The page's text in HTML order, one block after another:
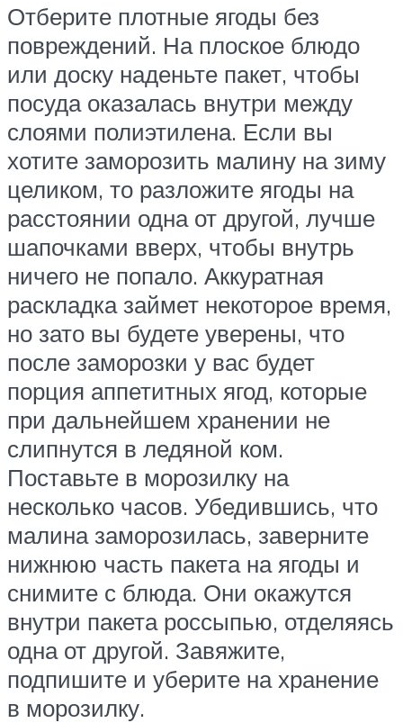
Отберите плотные ягоды без
повреждений. На плоское блюдо
или доску наденьте пакет, чтобы
посуда оказалась внутри между
слоями полиэтилена. Если вы
хотите заморозить малину на зиму
целиком, то разложите ягоды на
расстоянии одна от другой, лучше
шапочками вверх, чтобы внутрь
ничего не попало. Аккуратная
раскладка займет некоторое время,
но зато вы будете уверены, что
после заморозки у вас будет
порция аппетитных ягод, которые
при дальнейшем хранении не
слипнутся в ледяной ком.
Поставьте в морозилку на
несколько часов. Убедившись, что
малина заморозилась, заверните
нижнюю часть пакета на ягоды и
снимите с блюда. Они окажутся
внутри пакета россыпью, отделяясь
одна от другой. Завяжите,
подпишите и уберите на хранение
в морозилку.